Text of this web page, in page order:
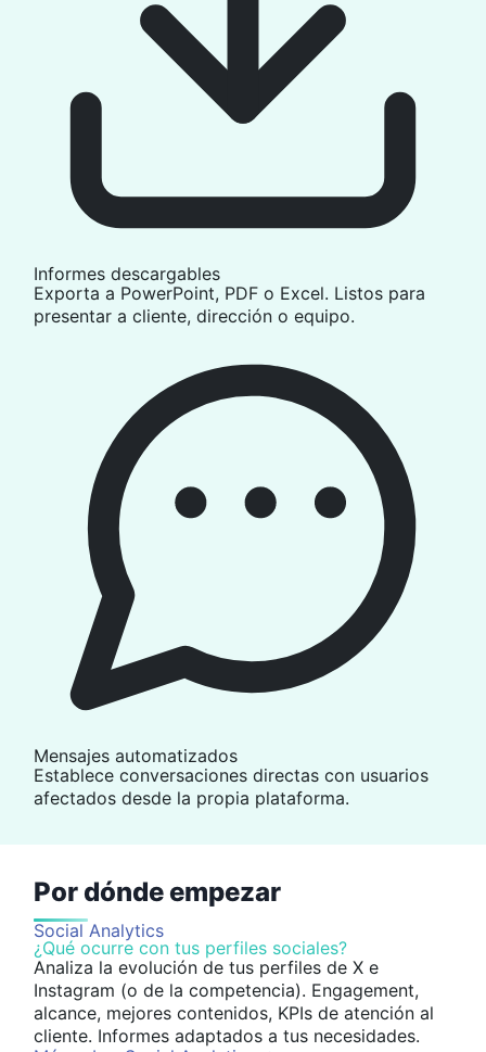
Informes descargables
Exporta a PowerPoint, PDF o Excel. Listos para
presentar a cliente, dirección o equipo.
Mensajes automatizados
Establece conversaciones directas con usuarios
afectados desde la propia plataforma.
Por dónde empezar
Social Analytics
¿Qué ocurre con tus perfiles sociales?
Analiza la evolución de tus perfiles de X e
Instagram (o de la competencia). Engagement,
alcance, mejores contenidos, KPIs de atención al
cliente. Informes adaptados a tus necesidades.